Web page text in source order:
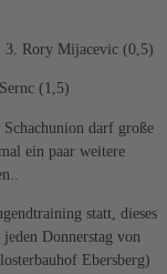
3. Rory Mijacevic (0,5)
(1,5)
darf große
ein paar weitere
statt, dieses
Donnerstag von
Ebersberg)